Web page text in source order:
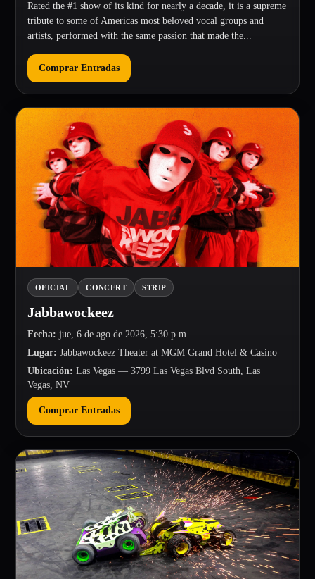
Rated the #1 show of its kind for nearly a decade, it is a supreme
tribute to some of Americas most beloved vocal groups and
artists, performed with the same passion that made the...
Comprar Entradas
OFICIAL CONCERT STRIP
Jabbawockeez
Fecha: jue, 6 de ago de 2026, 5:30 p.m.
Lugar: Jabbawockeez Theater at MGM Grand Hotel & Casino
Ubicación: Las Vegas — 3799 Las Vegas Blvd South, Las
Vegas, NV
Comprar Entradas